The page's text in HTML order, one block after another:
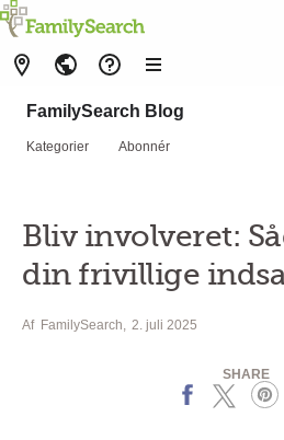
FamilySearch Blog
Kategorier Abonnér
Bliv involveret:
din frivillige
Af FamilySearch 2. juli 2025
SHARE
X